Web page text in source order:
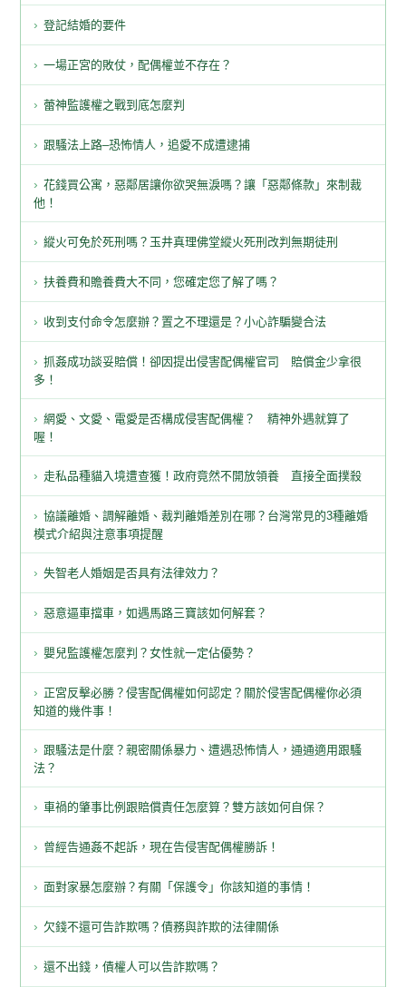
登記結婚的要件
一場正宮的敗仗，配偶權並不存在？
蕾神監護權之戰到底怎麼判
跟騷法上路–恐怖情人，追愛不成遭逮捕
花錢買公寓，惡鄰居讓你欲哭無淚嗎？讓「惡鄰條款」來制裁
他！
縱火可免於死刑嗎？玉井真理佛堂縱火死刑改判無期徒刑
扶養費和贍養費大不同，您確定您了解了嗎？
收到支付命令怎麼辦？置之不理還是？小心詐騙變合法
抓姦成功談妥賠償！卻因提出侵害配偶權官司 賠償金少拿很
多！
網愛、文愛、電愛是否構成侵害配偶權？ 精神外遇就算了
喔！
走私品種貓入境遭查獲！政府竟然不開放領養 直接全面撲殺
協議離婚、調解離婚、裁判離婚差別在哪？台灣常見的3種離婚
模式介紹與注意事項提醒
失智老人婚姻是否具有法律效力？
惡意逼車擋車，如遇馬路三寶該如何解套？
嬰兒監護權怎麼判？女性就一定佔優勢？
正宮反擊必勝？侵害配偶權如何認定？關於侵害配偶權你必須
知道的幾件事！
跟騷法是什麼？親密關係暴力、遭遇恐怖情人，通通適用跟騷
法？
車禍的肇事比例跟賠償責任怎麼算？雙方該如何自保？
曾經告通姦不起訴，現在告侵害配偶權勝訴！
面對家暴怎麼辦？有關「保護令」你該知道的事情！
欠錢不還可告詐欺嗎？債務與詐欺的法律關係
還不出錢，債權人可以告詐欺嗎？